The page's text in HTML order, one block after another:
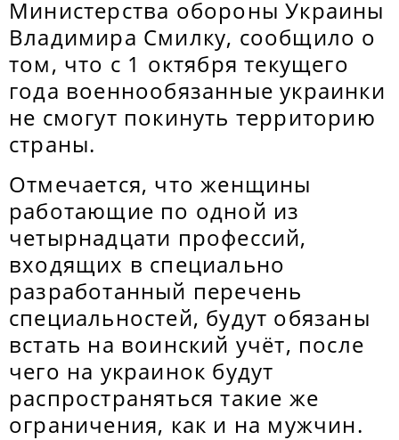
Министерства обороны Украины
Владимира Смилку, сообщило о
том, что с 1 октября текущего
года военнообязанные украинки
не смогут покинуть территорию
страны.
Отмечается, что женщины
работающие по одной из
четырнадцати профессий,
входящих в специально
разработанный перечень
специальностей, будут обязаны
встать на воинский учёт, после
чего на украинок будут
распространяться такие же
ограничения, как и на мужчин.